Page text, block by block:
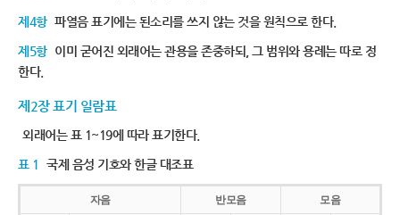
제4항 파열음 표기에는 된소리를 쓰지 않는 것을 원칙으로 한다.
제5항 이미 굳어진 외래어는 관용을 존중하되, 그 범위와 용례는 따로 정
한다.
제2장 표기 일람표
외래어는 표 1~19에 따라 표기한다.
표 1 국제 음성 기호와 한글 대조표
자음 반모음 모음